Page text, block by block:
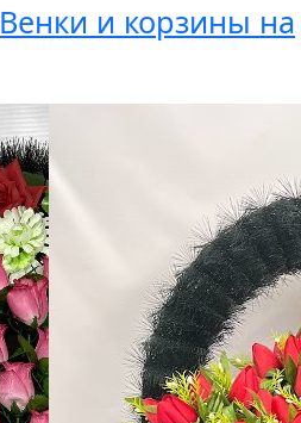
Венки и корзины на